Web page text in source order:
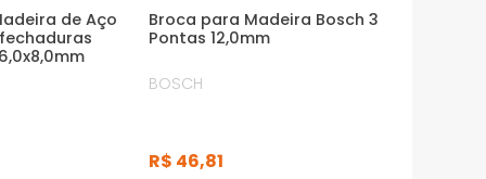
de Aço
Broca para Madeira Bosch 3
Pontas 12,0mm
BOSCH
R$ 46,81